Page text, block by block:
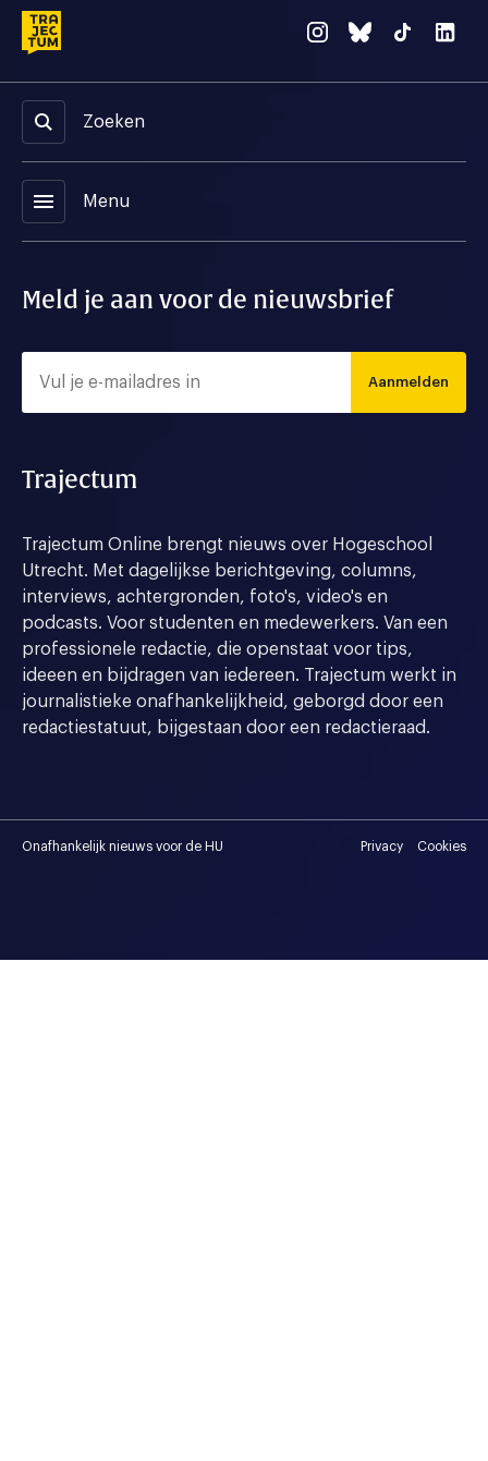
Zoeken
menu Menu
Meld je aan voor de nieuwsbrief
Aanmelden
Trajectum
Trajectum Online brengt nieuws over Hogeschool
Utrecht. Met dagelijkse berichtgeving, columns,
interviews, achtergronden, foto's, video's en
podcasts. Voor studenten en medewerkers. Van een
professionele redactie, die openstaat voor tips,
ideeen en bijdragen van iedereen. Trajectum werkt in
journalistieke onafhankelijkheid, geborgd door een
redactiestatuut, bijgestaan door een redactieraad.
Onafhankelijk nieuws voor de HU Privacy Cookies